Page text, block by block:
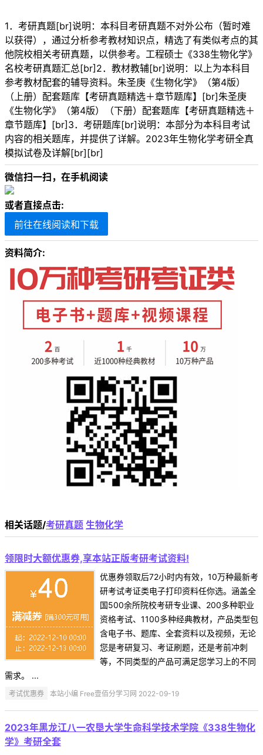
1．考研真题[br]说明：本科目考研真题不对外公布（暂时难
以获得），通过分析参考教材知识点，精选了有类似考点的其
他院校相关考研真题，以供参考。工程硕士《338生物化学》
名校考研真题汇总[br]2．教材教辅[br]说明：以上为本科目
参考教材配套的辅导资料。朱圣庚《生物化学》（第4版）
（上册）配套题库【考研真题精选＋章节题库】[br]朱圣庚
《生物化学》（第4版）（下册）配套题库【考研真题精选＋
章节题库】[br]3．考研题库[br]说明：本部分为本科目考试
内容的相关题库，并提供了详解。2023年生物化学考研全真
模拟试卷及详解[br][br]
微信扫一扫，在手机阅读
或者直接点击:
前往在线阅读和下载
资料简介:
相关话题/考研真题 生物化学
领限时大额优惠券,享本站正版考研考试资料!
优惠券领取后72小时内有效，10万种最新考
研考试考证类电子打印资料任你选。涵盖全
国500余所院校考研专业课、200多种职业
资格考试、1100多种经典教材，产品类型包
含电子书、题库、全套资料以及视频，无论
您是考研复习、考证刷题，还是考前冲刺
等，不同类型的产品可满足您学习上的不同
需求。 ...
考试优惠券 本站小编 Free壹佰分学习网 2022-09-19
2023年黑龙江八一农垦大学生命科学技术学院《338生物化
学》考研全套